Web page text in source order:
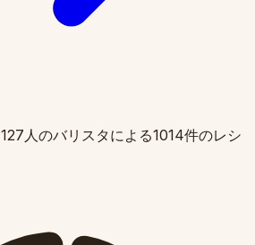
127人のバリスタによる1014件のレシ